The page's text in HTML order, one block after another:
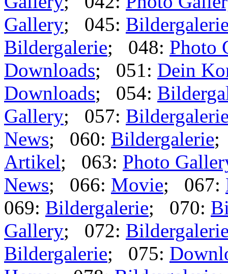
Gallery; 042: Photo
Gallery; 045:
Bildergalerie; 048: Photo
Downloads; 051: Dein
Downloads; 054:
Gallery; 057:
News; 060: Bildergalerie;
Artikel; 063: Photo
News; 066: Movie; 067:
069: Bildergalerie; 070:
Gallery; 072:
Bildergalerie; 075: